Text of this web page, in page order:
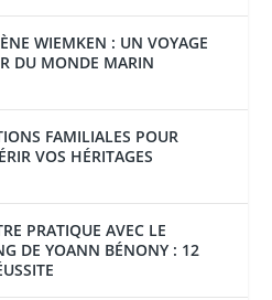
WIEMKEN : UN VOYAGE
DU MONDE MARIN
FAMILIALES POUR
VOS HÉRITAGES
PRATIQUE AVEC LE
DE YOANN BÉNONY : 12